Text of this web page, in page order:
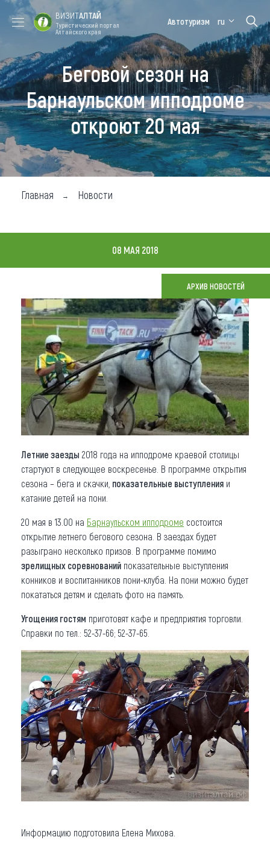
Форум VISIT
ALTAI
Цветение
маральника
Медицинский
форум
Алтайская
зимовка
Туры
Где побывать
Чем заняться
Новости
О регионе
Коллекция впечатлений
Другие рубрики
ВИЗИТАЛТАЙ
Туристический портал
Алтайского края
Автотуризм ru
Беговой сезон на
Барнаульском ипподроме
откроют 20 мая
Главная Новости
08 МАЯ 2018
АРХИВ НОВОСТЕЙ
Летние заезды 2018 года на ипподроме краевой столицы
стартуют в следующее воскресенье. В программе открытия
сезона – бега и скачки, показательные выступления и
катание детей на пони.
20 мая в 13.00 на Барнаульском ипподроме состоится
открытие летнего бегового сезона. В заездах будет
разыграно несколько призов. В программе помимо
зрелищных соревнований показательные выступления
конников и воспитанников пони-клуба. На пони можно будет
покататься детям и сделать фото на память.
Угощения гостям приготовят кафе и предприятия торговли.
Справки по тел.: 52-37-66; 52-37-65.
Информацию подготовила Елена Михова.